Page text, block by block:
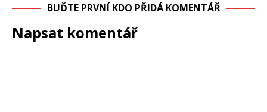
BUĎTE PRVNÍ KDO PŘIDÁ KOMENTÁŘ
Napsat komentář